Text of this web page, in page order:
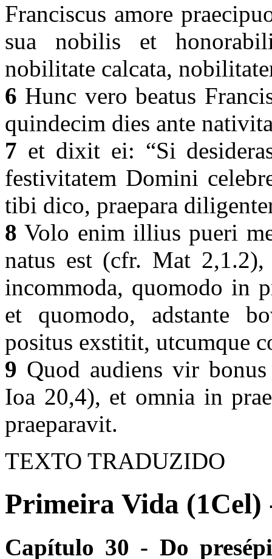
Franciscus amore
sua nobilis et
nobilitate calcata,
6 Hunc vero beatus
quindecim dies ante
7 et dixit ei: “Si
festivitatem Domini
tibi dico, praepara
8 Volo enim illius pueri
natus est (cfr. Mat
incommoda, quomodo in
et quomodo, adstante
positus exstitit, utcumque
9 Quod audiens vir
Ioa 20,4), et omnia in
praeparavit.
TEXTO TRADUZIDO
Primeira Vida (1Cel)
Capítulo 30 - Do